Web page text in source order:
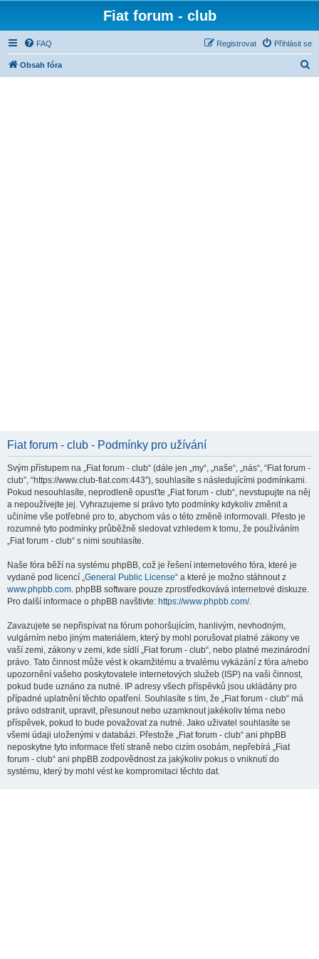
Fiat forum - club
FAQ Přihlásit se
Registrovat
Obsah fóra
Fiat forum - club - Podmínky pro užívání
Svým přístupem na „Fiat forum - club“ (dále jen „my“, „naše“, „nás“, “Fiat forum -
club”, “https://www.club-fiat.com:443”), souhlasíte s následujícími podmínkami.
Pokud nesouhlasíte, neprodleně opusťte „Fiat forum - club“, nevstupujte na něj
a nepoužívejte jej. Vyhrazujeme si právo tyto podmínky kdykoliv změnit a
učiníme vše potřebné pro to, abychom vás o této změně informovali. Přesto je
rozumné tyto podmínky průběžně sledovat vzhledem k tomu, že používáním
„Fiat forum - club“ s nimi souhlasíte.
Naše fóra běží na systému phpBB, což je řešení internetového fóra, které je
vydané pod licencí „General Public License“ a které je možno stáhnout z
www.phpbb.com. phpBB software pouze zprostředkovává internetové diskuze.
Pro další informace o phpBB navštivte: https://www.phpbb.com/.
Zavazujete se nepřispívat na fórum pohoršujícím, hanlivým, nevhodným,
vulgárním nebo jiným materiálem, který by mohl porušovat platné zákony ve
vaší zemi, zákony v zemi, kde sídlí „Fiat forum - club“, nebo platné mezinárodní
právo. Tato činnost může vést k okamžitému a trvalému vykázání z fóra a/nebo
upozornění vašeho poskytovatele internetových služeb (ISP) na vaši činnost,
pokud bude uznáno za nutné. IP adresy všech příspěvků jsou ukládány pro
případné uplatnění těchto opatření. Souhlasíte s tím, že „Fiat forum - club“ má
právo odstranit, upravit, přesunout nebo uzamknout jakékoliv téma nebo
příspěvek, pokud to bude považovat za nutné. Jako uživatel souhlasíte se
všemi údaji uloženými v databázi. Přestože „Fiat forum - club“ ani phpBB
neposkytne tyto informace třetí straně nebo cizím osobám, nepřebírá „Fiat
forum - club“ ani phpBB zodpovědnost za jakýkoliv pokus o vniknutí do
systému, který by mohl vést ke kompromitaci těchto dat.